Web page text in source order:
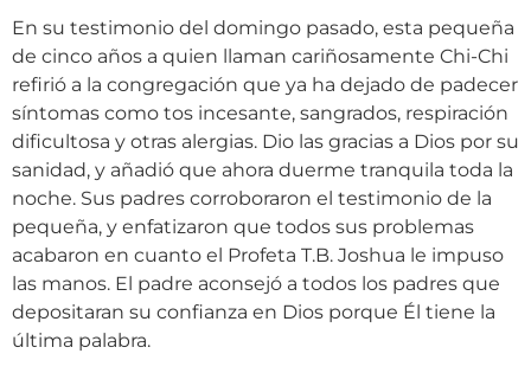
En su testimonio del domingo pasado, esta pequeña
de cinco años a quien llaman cariñosamente Chi-Chi
refirió a la congregación que ya ha dejado de padecer
síntomas como tos incesante, sangrados, respiración
dificultosa y otras alergias. Dio las gracias a Dios por su
sanidad, y añadió que ahora duerme tranquila toda la
noche. Sus padres corroboraron el testimonio de la
pequeña, y enfatizaron que todos sus problemas
acabaron en cuanto el Profeta T.B. Joshua le impuso
las manos. El padre aconsejó a todos los padres que
depositaran su confianza en Dios porque Él tiene la
última palabra.